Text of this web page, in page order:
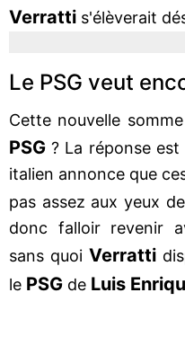
Verratti s'élèverait
Le PSG veut
Cette nouvelle
PSG ? La réponse
italien annonce que
pas assez aux yeux de
donc falloir revenir
sans quoi Verratti
le PSG de Luis